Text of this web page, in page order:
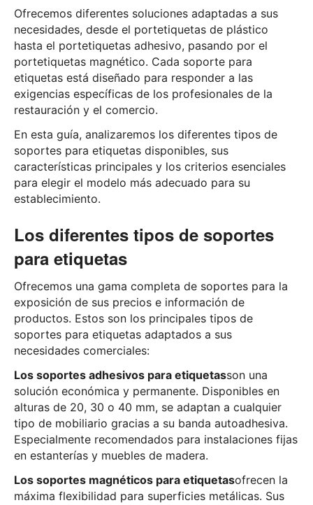
Ofrecemos diferentes soluciones adaptadas a sus
necesidades, desde el portetiquetas de plástico
hasta el portetiquetas adhesivo, pasando por el
portetiquetas magnético. Cada soporte para
etiquetas está diseñado para responder a las
exigencias específicas de los profesionales de la
restauración y el comercio.
En esta guía, analizaremos los diferentes tipos de
soportes para etiquetas disponibles, sus
características principales y los criterios esenciales
para elegir el modelo más adecuado para su
establecimiento.
Los diferentes tipos de soportes
para etiquetas
Ofrecemos una gama completa de soportes para la
exposición de sus precios e información de
productos. Estos son los principales tipos de
soportes para etiquetas adaptados a sus
necesidades comerciales:
Los soportes adhesivos para etiquetasson una
solución económica y permanente. Disponibles en
alturas de 20, 30 o 40 mm, se adaptan a cualquier
tipo de mobiliario gracias a su banda autoadhesiva.
Especialmente recomendados para instalaciones fijas
en estanterías y muebles de madera.
Los soportes magnéticos para etiquetasofrecen la
máxima flexibilidad para superficies metálicas. Sus